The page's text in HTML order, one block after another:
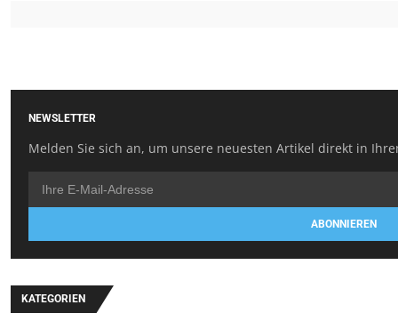
NEWSLETTER
Melden Sie sich an, um unsere neuesten Artikel direkt in
ABONNIEREN
KATEGORIEN